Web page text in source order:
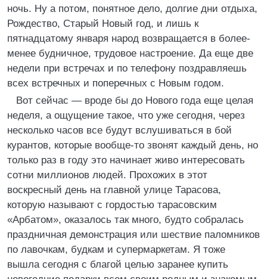
ночь. Ну а потом, понятное дело, долгие дни отдыха,
Рождество, Старый Новый год, и лишь к
пятнадцатому января народ возвращается в более-
менее будничное, трудовое настроение. Да еще две
недели при встречах и по телефону поздравляешь
всех встречных и поперечных с Новым годом.
Вот сейчас — вроде бы до Нового года еще целая
неделя, а ощущение такое, что уже сегодня, через
несколько часов все будут вслушиваться в бой
курантов, которые вообще-то звонят каждый день, но
только раз в году это начинает живо интересовать
сотни миллионов людей. Прохожих в этот
воскресный день на главной улице Тарасова,
которую называют с гордостью тарасовским
«Арбатом», оказалось так много, будто собралась
праздничная демонстрация или шествие паломников
по лавочкам, будкам и супермаркетам. Я тоже
вышла сегодня с благой целью заранее купить